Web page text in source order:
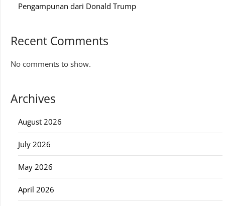
Pengampunan dari Donald Trump
Recent Comments
No comments to show.
Archives
August 2026
July 2026
May 2026
April 2026